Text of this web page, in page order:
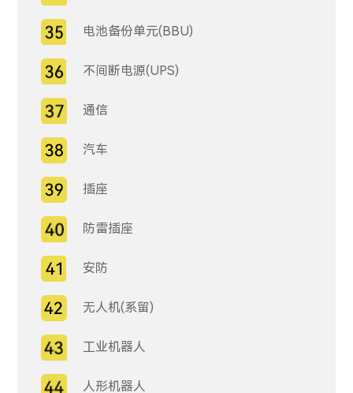
电池备份单元(BBU)
不间断电源(UPS)
通信
汽车
插座
防雷插座
安防
无人机(系留)
工业机器人
人形机器人